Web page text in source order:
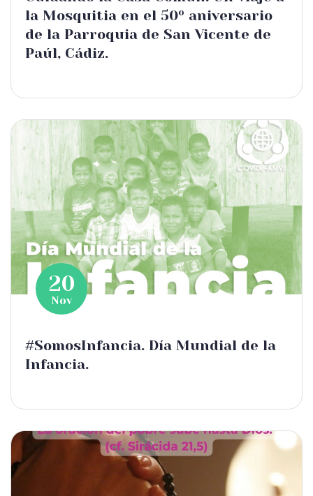
la Mosquitia en el 50º aniversario
de la Parroquia de San Vicente de
Paúl, Cádiz.
20
Nov
#SomosInfancia. Día Mundial de la
Infancia.